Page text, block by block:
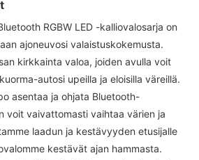
RGBW LED -kalliovalosarja on
ajoneuvosi valaistuskokemusta.
kirkkainta valoa, joiden avulla voit
autosi upeilla ja eloisilla väreillä.
asentaa ja ohjata Bluetooth-
voit vaivattomasti vaihtaa värien ja
laadun ja kestävyyden etusijalle
kestävät ajan hammasta.